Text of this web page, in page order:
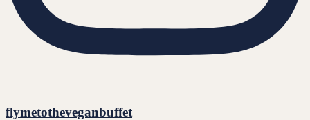
flymetotheveganbuffet